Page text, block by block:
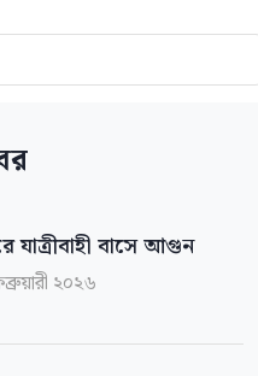
যাত্রীবাহী বাসে আগুন
২০২৬